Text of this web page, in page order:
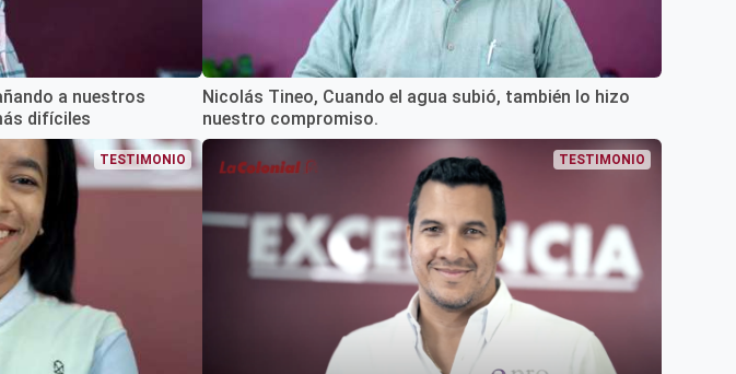
a nuestros
difíciles
Nicolás Tineo, Cuando el agua subió, también lo hizo
nuestro compromiso.
TESTIMONIO TESTIMONIO